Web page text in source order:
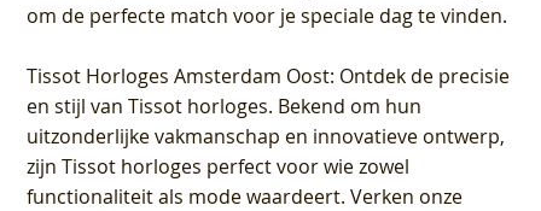
om de perfecte match voor je speciale dag te vinden.
Tissot Horloges Amsterdam Oost: Ontdek de precisie
en stijl van Tissot horloges. Bekend om hun
uitzonderlijke vakmanschap en innovatieve ontwerp,
zijn Tissot horloges perfect voor wie zowel
functionaliteit als mode waardeert. Verken onze